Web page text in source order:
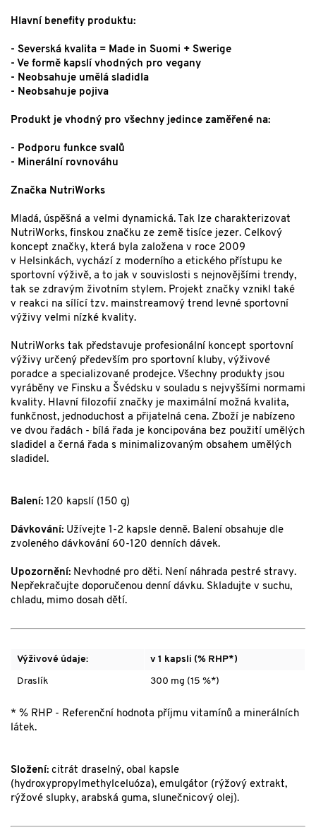
Hlavní benefity produktu:
- Severská kvalita = Made in Suomi + Swerige
- Ve formě kapslí vhodných pro vegany
- Neobsahuje umělá sladidla
- Neobsahuje pojiva
Produkt je vhodný pro všechny jedince zaměřené na:
- Podporu funkce svalů
- Minerální rovnováhu
Značka NutriWorks
Mladá, úspěšná a velmi dynamická. Tak lze charakterizovat
NutriWorks, finskou značku ze země tisíce jezer. Celkový
koncept značky, která byla založena v roce 2009
v Helsinkách, vychází z moderního a etického přístupu ke
sportovní výživě, a to jak v souvislosti s nejnovějšími trendy,
tak se zdravým životním stylem. Projekt značky vznikl také
v reakci na sílící tzv. mainstreamový trend levné sportovní
výživy velmi nízké kvality.
NutriWorks tak představuje profesionální koncept sportovní
výživy určený především pro sportovní kluby, výživové
poradce a specializované prodejce. Všechny produkty jsou
vyráběny ve Finsku a Švédsku v souladu s nejvyššími normami
kvality. Hlavní filozofií značky je maximální možná kvalita,
funkčnost, jednoduchost a přijatelná cena. Zboží je nabízeno
ve dvou řadách - bílá řada je koncipována bez použití umělých
sladidel a černá řada s minimalizovaným obsahem umělých
sladidel.
Balení: 120 kapslí (150 g)
Dávkování: Užívejte 1-2 kapsle denně. Balení obsahuje dle
zvoleného dávkování 60-120 denních dávek.
Upozornění: Nevhodné pro děti. Není náhrada pestré stravy.
Nepřekračujte doporučenou denní dávku. Skladujte v suchu,
chladu, mimo dosah dětí.
Výživové údaje: v 1 kapsli (% RHP*)
Draslík 300 mg (15 %*)
* % RHP - Referenční hodnota příjmu vitamínů a minerálních
látek.
Složení: citrát draselný, obal kapsle
(hydroxypropylmethylceluóza), emulgátor (rýžový extrakt,
rýžové slupky, arabská guma, slunečnicový olej).